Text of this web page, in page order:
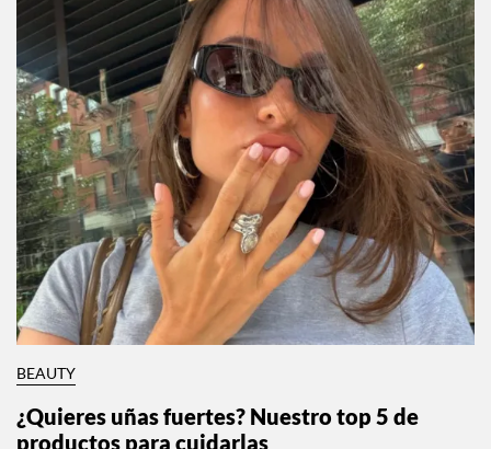
BEAUTY
¿Quieres uñas fuertes? Nuestro top 5 de
productos para cuidarlas